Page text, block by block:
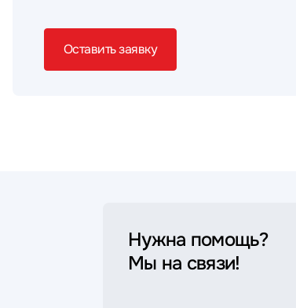
Оставить заявку
Нужна помощь?
Мы на связи!